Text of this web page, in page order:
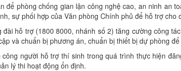
phòng chống gian lận công nghệ cao, an ninh an
sự phối hợp của Văn phòng Chính phủ để hỗ trợ cho
hỗ trợ (1800 8000, nhánh số 2) tăng cường công
và chuẩn bị phương án, chuẩn bị thiết bị dự phòng
người hỗ trợ thí sinh trong quá trình thực hiện
lý thi hoạt động ổn định.